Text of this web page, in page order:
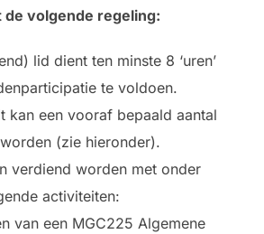
volgende regeling:
lid dient ten minste 8 ‘uren’
te voldoen.
kan een vooraf bepaald aantal
(zie hieronder).
verdiend worden met onder
activiteiten:
van een MGC225 Algemene